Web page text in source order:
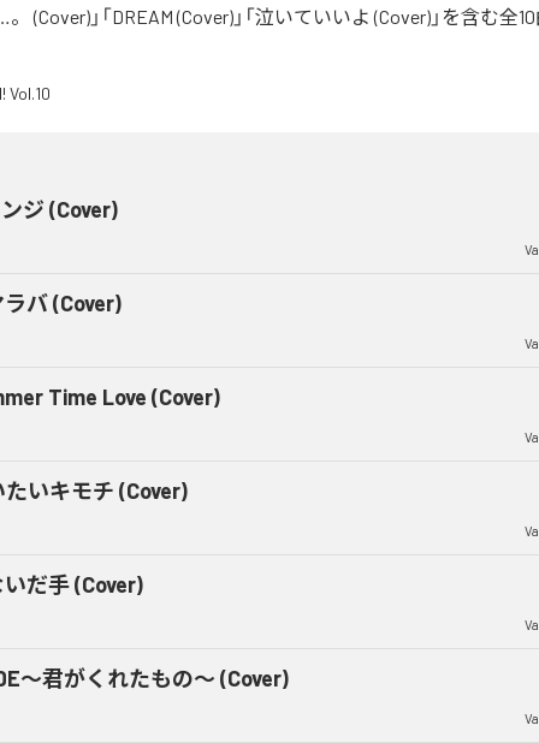
(Cover)」「DREAM (Cover)」「泣いていいよ (Cover)」を含む全
ジ (Cover)
バ (Cover)
Time Love (Cover)
いキモチ (Cover)
だ手 (Cover)
～君がくれたもの～ (Cover)